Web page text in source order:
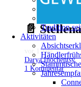
Tradition
Aktivitäten
📄
vor 1 Jahr
Darya Inochentsy
1 Kommentar